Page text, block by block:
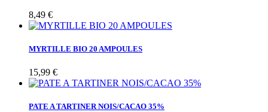
8,49 €
MYRTILLE BIO 20 AMPOULES
15,99 €
PATE A TARTINER NOIS/CACAO 35%